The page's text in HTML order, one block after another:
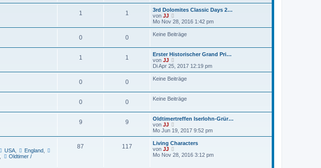
e
r
a
1 1
3rd Dolomites Classic Days 2…
von JJ
e
u
e
e
r
e
i
t
a
g
Mo Nov 28, 2016 1:42 pm
0 0 Keine Beiträge
1 1
Erster Historischer Grand Pri…
von JJ
e
u
e
r
e
i
r
a
g
Di Apr 25, 2017 12:19 pm
0 0 Keine Beiträge
0 0 Keine Beiträge
9 9
Oldtimertreffen Iserlohn-Grür…
von JJ
e
u
e
t
Mo Jun 19, 2017 9:52 pm
USA, England,
Oldtimer /
87 117
Living Characters
von JJ
e
Mo Nov 28, 2016 3:12 pm